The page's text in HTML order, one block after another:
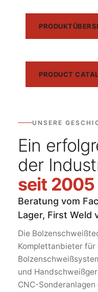
PRODUCT
UNSERE
Ein
der
seit 2005
Beratung vom
Lager, First Weld
Die
Komplettanbieter für
und
CNC-